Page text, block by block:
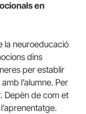
en
la neuroeducació
dins
per establir
l’alumne. Per
. Depèn de com et